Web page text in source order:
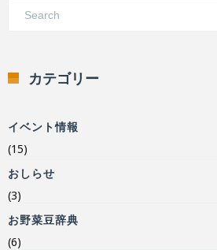
カテゴリー
イベント情報
(15)
おしらせ
(3)
お野菜豆辞典
(6)